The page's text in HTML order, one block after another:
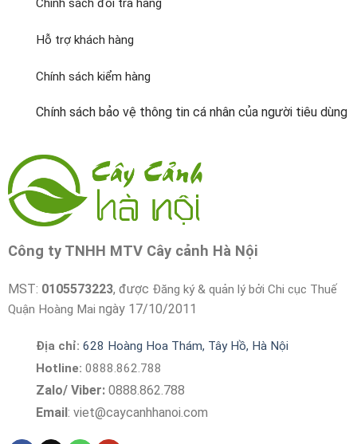
Chính sách đổi trả hàng
Hỗ trợ khách hàng
Chính sách kiểm hàng
Chính sách bảo vệ thông tin cá nhân của người tiêu dùng
Công ty TNHH MTV Cây cảnh Hà Nội
MST: 0105573223, được Đăng ký & quản lý bởi Chi cục Thuế
Quận Hoàng Mai ngày 17/10/2011
Địa chỉ: 628 Hoàng Hoa Thám, Tây Hồ, Hà Nội
Hotline: 0888.862.788
Zalo/ Viber:0888.862.788
Email: viet@caycanhhanoi.com